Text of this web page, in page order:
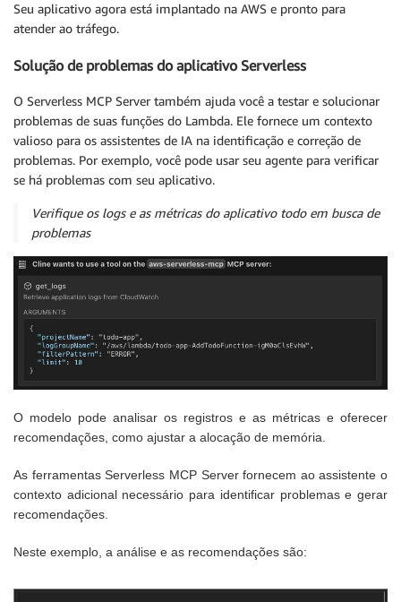
Seu aplicativo agora está implantado na AWS e pronto para
atender ao tráfego.
Solução de problemas do aplicativo Serverless
O Serverless MCP Server também ajuda você a testar e solucionar
problemas de suas funções do Lambda. Ele fornece um contexto
valioso para os assistentes de IA na identificação e correção de
problemas. Por exemplo, você pode usar seu agente para verificar
se há problemas com seu aplicativo.
Verifique os logs e as métricas do aplicativo todo em busca de
problemas
O modelo pode analisar os registros e as métricas e oferecer
recomendações, como ajustar a alocação de memória.
As ferramentas Serverless MCP Server fornecem ao assistente o
contexto adicional necessário para identificar problemas e gerar
recomendações.
Neste exemplo, a análise e as recomendações são: